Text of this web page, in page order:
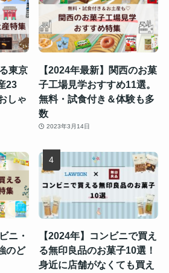
東京
23
しゃ
【2024年最新】関西のお菓
子工場見学おすすめ11選。
無料・試食付き＆体験も多
数
2023年3月14日
ニ・
のど
【2024年】コンビニで買え
る無印良品のお菓子10選！
身近に店舗がなくても買え